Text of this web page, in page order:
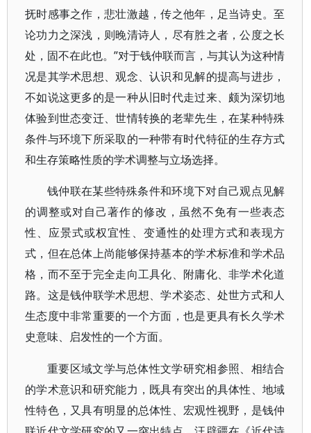
抚时感事之作，悲壮激越，传之他年，足当诗史。至
论功力之深浅，则晚清诗人，尽有胜之者，公度之长
处，固不在此也。”对于钱仲联而言，与其认为这种情
况是其学术思想、观念、认识和见解的提高与进步，
不如说这更多的是一种从旧时代走过来、颇为深切地
体验到世态变迁、世情转换的老辈先生，在某种特殊
条件与环境下所采取的一种带有时代特征的生存方式
和生存策略性质的学术调整与立场选择。
钱仲联在某些特殊条件和环境下对自己观点见解
的调整或对自己著作的修改，虽然不免有一些表态
性、应景式或权宜性、变通性的处理方式和表现方
式，但在总体上尚能够保持基本的学术标准和学术品
格，而不至于完全走向工具化、附庸化、非学术化道
路。这是钱仲联学术思想、学术姿态、处世方式和人
生态度中非常重要的一个方面，也是更具有长久学术
史意味、启发性的一个方面。
重要区域文学与总体性文学研究相参照、相结合
的学术意识和研究能力，既具有突出的具体性、地域
性特色，又具有明显的总体性、宏观性视野，是钱仲